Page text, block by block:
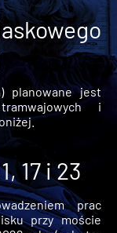
planowane jest
i
17 i 23
prac
przy moście